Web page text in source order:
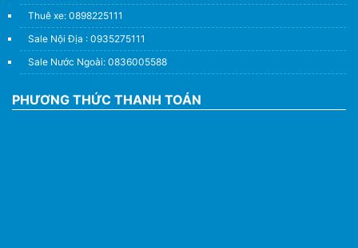
Thuê xe: 0898225111
Sale Nội Địa : 0935275111
Sale Nước Ngoài: 0836005588
PHƯƠNG THỨC THANH TOÁN